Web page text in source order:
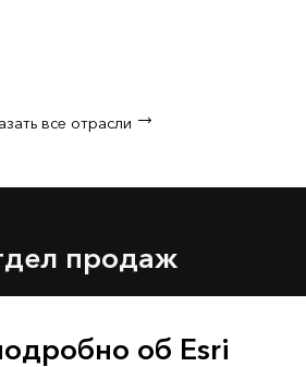
все отрасли
продаж
об Esri